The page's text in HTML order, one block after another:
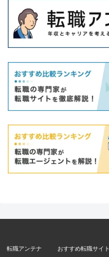
転職アンテナ おすすめ転職サイト